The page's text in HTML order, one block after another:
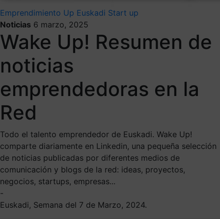
Emprendimiento Up Euskadi Start up
Noticias 6 marzo, 2025
Wake Up! Resumen de
noticias
emprendedoras en la
Red
Todo el talento emprendedor de Euskadi. Wake Up!
comparte diariamente en Linkedin, una pequeña selección
de noticias publicadas por diferentes medios de
comunicación y blogs de la red: ideas, proyectos,
negocios, startups, empresas...
-
Euskadi, Semana del 7 de Marzo, 2024.